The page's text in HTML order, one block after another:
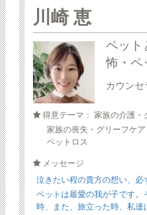
川崎 恵
ペット
怖・ペ
カウンセ
得意テーマ： 家族の介護・
家族の喪失・グリーフケ
ペットロス
メッセージ
泣きたい程の貴方の想い、必
ペットは最愛の我が子です
時、また、旅立った時、私達